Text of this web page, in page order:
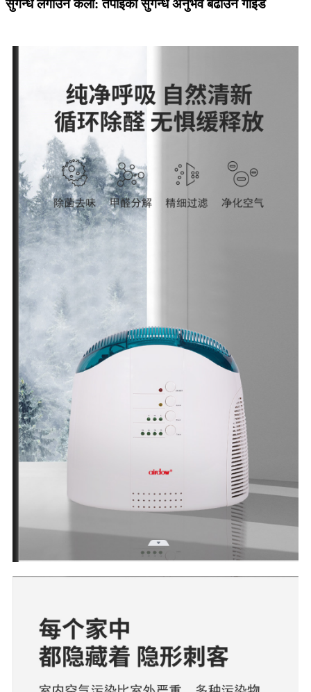
सुगन्ध लगाउने कला: तपाईंको सुगन्ध अनुभव बढाउने गाइड